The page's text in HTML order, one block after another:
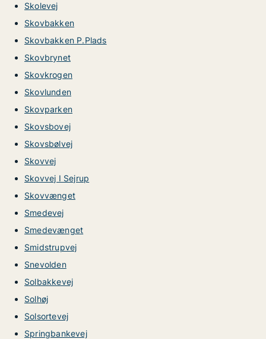
Skolevej
Skovbakken
Skovbakken P.Plads
Skovbrynet
Skovkrogen
Skovlunden
Skovparken
Skovsbovej
Skovsbølvej
Skovvej
Skovvej I Sejrup
Skovvænget
Smedevej
Smedevænget
Smidstrupvej
Snevolden
Solbakkevej
Solhøj
Solsortevej
Springbankevej